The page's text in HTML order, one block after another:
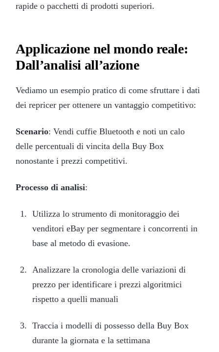
rapide o pacchetti di prodotti superiori.
Applicazione nel mondo reale:
Dall’analisi all’azione
Vediamo un esempio pratico di come sfruttare i dati
dei repricer per ottenere un vantaggio competitivo:
Scenario: Vendi cuffie Bluetooth e noti un calo
delle percentuali di vincita della Buy Box
nonostante i prezzi competitivi.
Processo di analisi:
Utilizza lo strumento di monitoraggio dei
venditori eBay per segmentare i concorrenti in
base al metodo di evasione.
Analizzare la cronologia delle variazioni di
prezzo per identificare i prezzi algoritmici
rispetto a quelli manuali
Traccia i modelli di possesso della Buy Box
durante la giornata e la settimana